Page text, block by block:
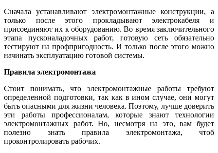
Сначала устанавливают электромонтажные конструкции, а
только после этого прокладывают электрокабеля и
присоединяют их к оборудованию. Во время заключительного
этапа пусконаладочных работ, готовую сеть обязательно
тестируют на профпригодность. И только после этого можно
начинать эксплуатацию готовой системы.
Правила электромонтажа
Стоит понимать, что электромонтажные работы требуют
определенной подготовки, так как в ином случае, они могут
быть опасными для жизни человека. Поэтому, лучше доверить
эти работы профессионалам, которые знают технологии
электромонтажных работ. Но, несмотря на это, вам будет
полезно знать правила электромонтажа, чтоб
проконтролировать рабочих.